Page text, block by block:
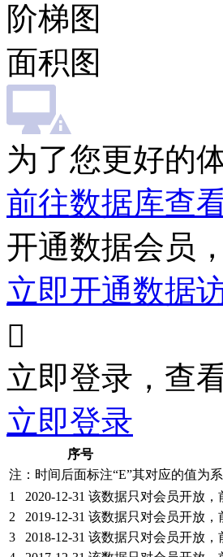
阶梯图
面积图
为了您更好的
前往数据库查
开通数据会员
立即开通数据

立即登录，查
立即登录
序号
注：时间后面标注“E”其对应的值为
1
2020-12-31 该数据只对会员开放，
2
2019-12-31 该数据只对会员开放，
3
2018-12-31 该数据只对会员开放，